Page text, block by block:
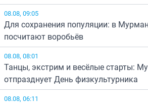
08.08, 09:05
Для сохранения популяции: в
посчитают воробьёв
08.08, 08:01
Танцы, экстрим и весёлые старты:
отпразднует День физкультурника
08.08, 06:11